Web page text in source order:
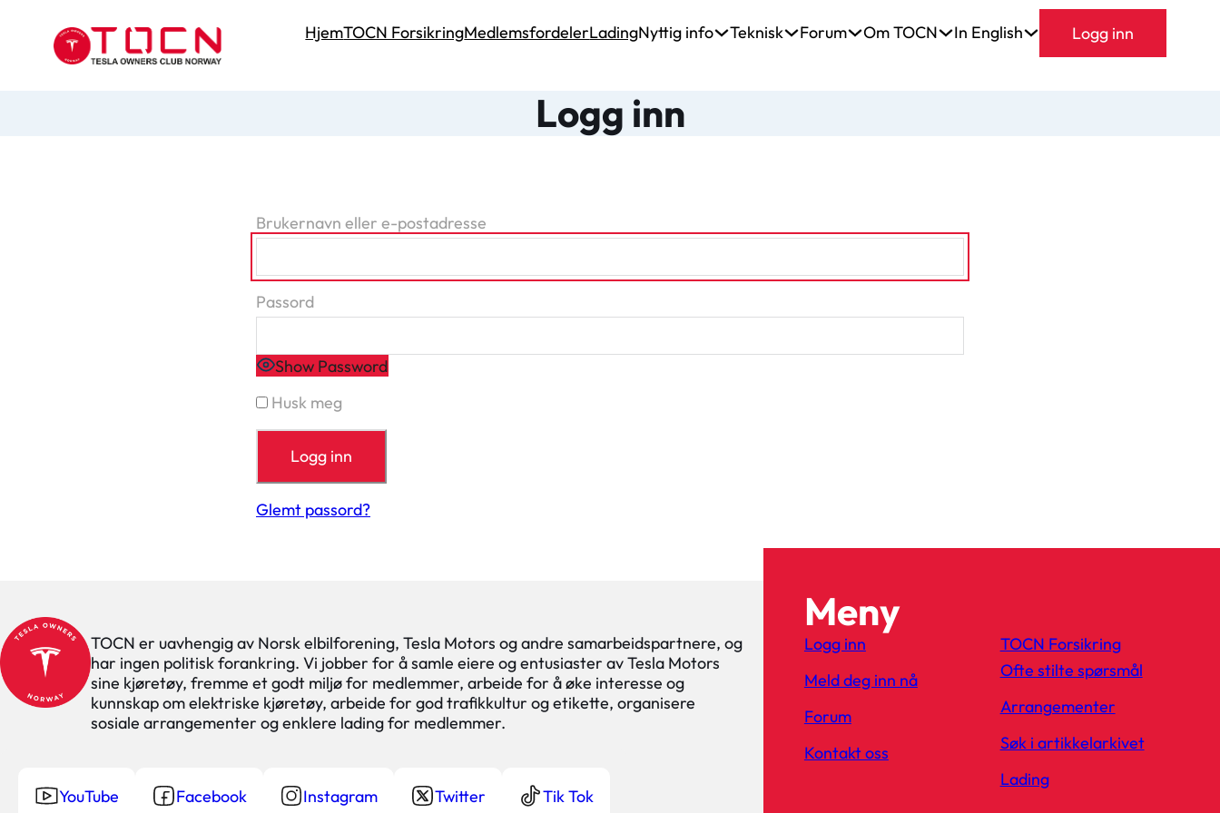
HjemTOCN ForsikringMedlemsfordelerLadingNyttig info Teknisk Forum Om TOCN In English Logg inn
Logg inn
Brukernavn eller e-postadresse
Passord
Show Password
Husk meg
Glemt passord?
TOCN er uavhengig av Norsk elbilforening, Tesla Motors og andre samarbeidspartnere, og
har ingen politisk forankring. Vi jobber for å samle eiere og entusiaster av Tesla Motors
sine kjøretøy, fremme et godt miljø for medlemmer, arbeide for å øke interesse og
kunnskap om elektriske kjøretøy, arbeide for god trafikkultur og etikette, organisere
sosiale arrangementer og enklere lading for medlemmer.
YouTube Facebook Instagram Twitter Tik Tok
Meny
Logg inn
Meld deg inn nå
Forum
Kontakt oss
TOCN Forsikring
Ofte stilte spørsmål
Arrangementer
Søk i artikkelarkivet
Lading